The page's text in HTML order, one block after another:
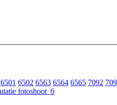
6501 6502 6563 6564 6565 7092